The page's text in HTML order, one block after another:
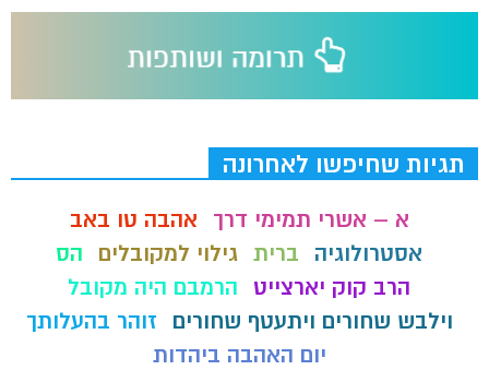
תגיות שחיפשו לאחרונה
א – אשרי תמימי דרך
אהבה טו באב
אסטרולוגיה
ברית גילוי למקובלים
הס
הרב קוק יארצייט
הרמבם היה מקובל
וילבש שחורים ויתעטף שחורים
זוהר בהעלותך
יום האהבה ביהדות